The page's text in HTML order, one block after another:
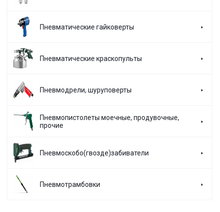
Пневматические гайковерты
Пневматические краскопульты
Пневмодрели, шуруповерты
Пневмопистолеты моечные, продувочные,
прочие
Пневмоскобо(гвозде)забиватели
Пневмотрамбовки